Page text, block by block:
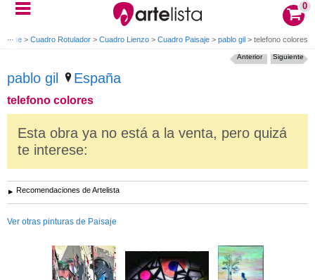
0
arte > Cuadro Rotulador > Cuadro Lienzo > Cuadro Paisaje > pablo gil > telefono colores
pablo gil España
telefono colores
Siguiente
Anterior
Esta obra ya no está a la venta, pero quizá
te interese:
Recomendaciones de Artelista
Ver otras pinturas de Paisaje